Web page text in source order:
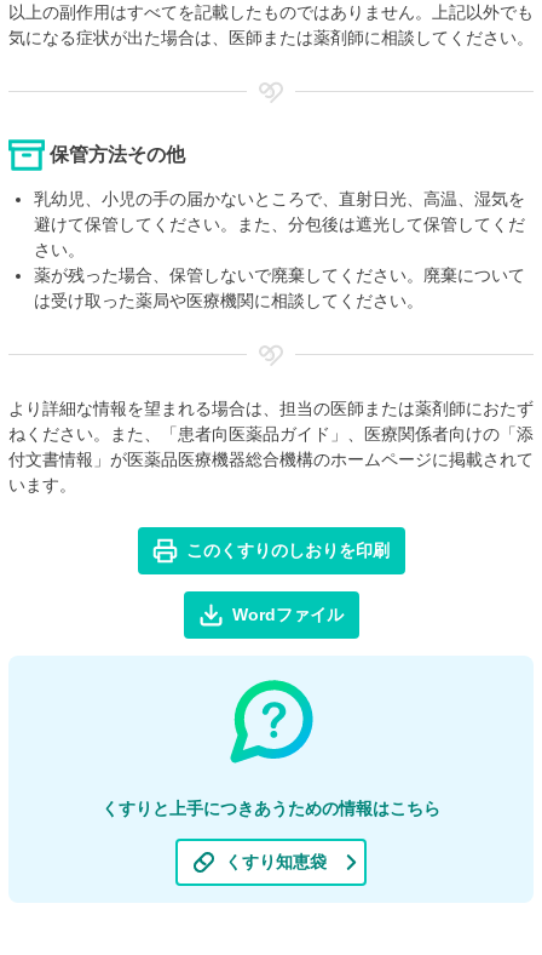
以上の副作用はすべてを記載したものではありません。上記以外でも
気になる症状が出た場合は、医師または薬剤師に相談してください。
保管方法その他
乳幼児、小児の手の届かないところで、直射日光、高温、湿気を
避けて保管してください。また、分包後は遮光して保管してくだ
さい。
薬が残った場合、保管しないで廃棄してください。廃棄について
は受け取った薬局や医療機関に相談してください。
より詳細な情報を望まれる場合は、担当の医師または薬剤師におたず
ねください。また、「患者向医薬品ガイド」、医療関係者向けの「添
付文書情報」が医薬品医療機器総合機構のホームページに掲載されて
います。
このくすりのしおりを印刷
Wordファイル
くすりと上手につきあうための情報はこちら
くすり知恵袋